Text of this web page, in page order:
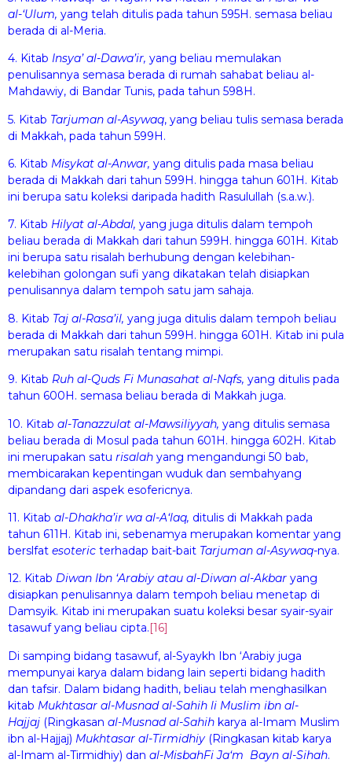
al-‘Ulum, yang telah ditulis pada tahun 595H. semasa beliau
berada di al-Meria.
4. Kitab Insya’ al-Dawa’ir, yang beliau memulakan
penulisannya semasa berada di rumah sahabat beliau al-
Mahdawiy, di Bandar Tunis, pada tahun 598H.
5. Kitab Tarjuman al-Asywaq, yang beliau tulis semasa berada
di Makkah, pada tahun 599H.
6. Kitab Misykat al-Anwar, yang ditulis pada masa beliau
berada di Makkah dari tahun 599H. hingga tahun 601H. Kitab
ini berupa satu koleksi daripada hadith Rasulullah (s.a.w.).
7. Kitab Hilyat al-Abdal, yang juga ditulis dalam tempoh
beliau berada di Makkah dari tahun 599H. hingga 601H. Kitab
ini berupa satu risalah berhubung dengan kelebihan-
kelebihan golongan sufi yang dikatakan telah disiapkan
penulisannya dalam tempoh satu jam sahaja.
8. Kitab Taj al-Rasa’il, yang juga ditulis dalam tempoh beliau
berada di Makkah dari tahun 599H. hingga 601H. Kitab ini pula
merupakan satu risalah tentang mimpi.
9. Kitab Ruh al-Quds Fi Munasahat al-Nqfs, yang ditulis pada
tahun 600H. semasa beliau berada di Makkah juga.
10. Kitab al-Tanazzulat al-Mawsiliyyah, yang ditulis semasa
beliau berada di Mosul pada tahun 601H. hingga 602H. Ki­tab
ini merupakan satu risalah yang mengandungi 50 bab,
membicarakan kepentingan wuduk dan sembahyang
dipandang dari aspek esofericnya.
11. Kitab al-Dhakha’ir wa al-A‘laq, ditulis di Makkah pada
tahun 611H. Kitab ini, sebenamya merupakan komentar yang
berslfat esoteric terhadap bait-bait Tarjuman al-Asywaq-nya.
12. Kitab Diwan Ibn ‘Arabiy atau al-Diwan al-Akbar yang
disiapkan penulisannya dalam tempoh beliau menetap di
Damsyik. Kitab ini merupakan suatu koleksi besar syair-syair
tasawuf yang beliau cipta.[16]
Di samping bidang tasawuf, al-Syaykh Ibn ‘Arabiy juga
mempunyai karya dalam bidang lain seperti bidang hadith
dan tafsir. Dalam bidang hadith, beliau telah menghasilkan
kitab Mukhtasar al-Musnad al-Sahih li Muslim ibn al-
Hajjaj (Ringkasan al-Musnad al-Sahih karya al-Imam Muslim
ibn al-Hajjaj) Mukhtasar al-Tirmidhiy (Ringkasan kitab karya
al-Imam al-Tirmidhiy) dan al-MisbahFiJa‘m Bayn al-Sihah.